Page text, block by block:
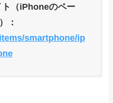
（iPhoneのペー
：
smartphone/ip